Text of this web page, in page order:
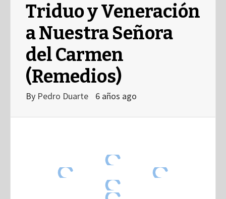
Triduo y Veneración
a Nuestra Señora
del Carmen
(Remedios)
By Pedro Duarte 6 años ago